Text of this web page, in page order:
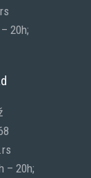
20h;
– 20h;